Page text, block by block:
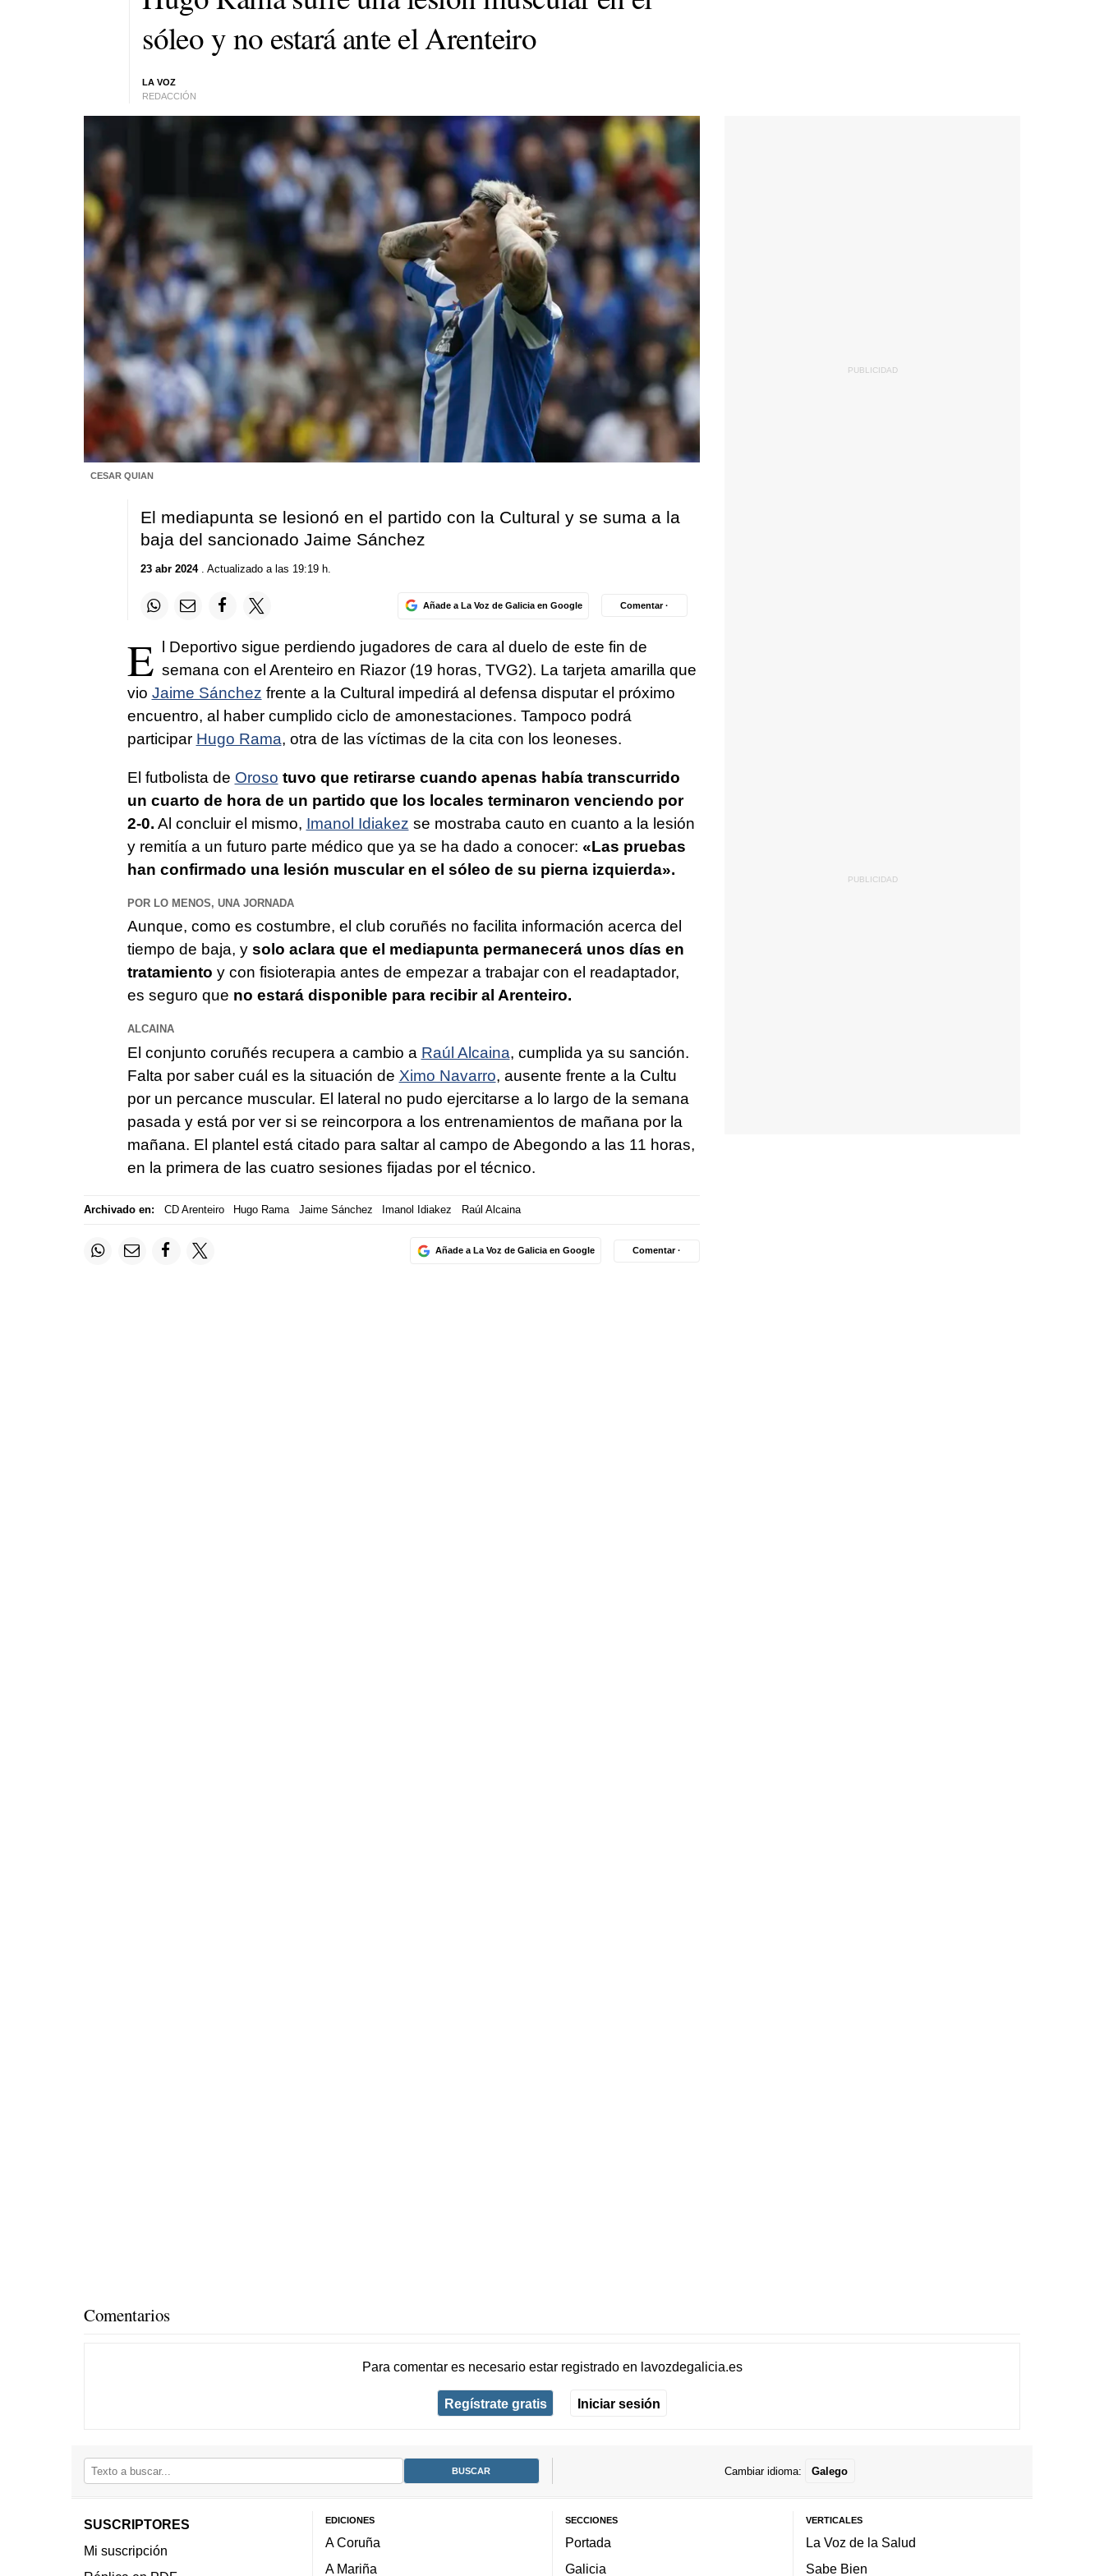
sóleo y no estará ante el Arenteiro
LA VOZ
REDACCIÓN
CESAR QUIAN
El mediapunta se lesionó en el partido con la Cultural y se suma a la
baja del sancionado Jaime Sánchez
23 abr 2024. Actualizado a las 19:19 h.
Añade a La Voz de Galicia en Google Comentar ·
E l Deportivo sigue perdiendo jugadores de cara al duelo de este fin de
semana con el Arenteiro en Riazor (19 horas, TVG2). La tarjeta amarilla que
vio Jaime Sánchez frente a la Cultural impedirá al defensa disputar el próximo
encuentro, al haber cumplido ciclo de amonestaciones. Tampoco podrá
participar Hugo Rama, otra de las víctimas de la cita con los leoneses.
El futbolista de Oroso tuvo que retirarse cuando apenas había transcurrido
un cuarto de hora de un partido que los locales terminaron venciendo por
2-0. Al concluir el mismo, Imanol Idiakez se mostraba cauto en cuanto a la lesión
y remitía a un futuro parte médico que ya se ha dado a conocer: «Las pruebas
han confirmado una lesión muscular en el sóleo de su pierna izquierda».
POR LO MENOS, UNA JORNADA
Aunque, como es costumbre, el club coruñés no facilita información acerca del
tiempo de baja, y solo aclara que el mediapunta permanecerá unos días en
tratamiento y con fisioterapia antes de empezar a trabajar con el readaptador,
es seguro que no estará disponible para recibir al Arenteiro.
ALCAINA
El conjunto coruñés recupera a cambio a Raúl Alcaina, cumplida ya su sanción.
Falta por saber cuál es la situación de Ximo Navarro, ausente frente a la Cultu
por un percance muscular. El lateral no pudo ejercitarse a lo largo de la semana
pasada y está por ver si se reincorpora a los entrenamientos de mañana por la
mañana. El plantel está citado para saltar al campo de Abegondo a las 11 horas,
en la primera de las cuatro sesiones fijadas por el técnico.
Archivado en: CD Arenteiro Hugo Rama Jaime Sánchez Imanol Idiakez Raúl Alcaina
Añade a La Voz de Galicia en Google Comentar ·
Comentarios
Para comentar es necesario estar registradoen lavozdegalicia.es
Regístrate gratis Iniciar sesión
Cambiar idioma: Galego
SUSCRIPTORES
Mi suscripción
EDICIONES
A Coruña
A Mariña
SECCIONES
Portada
Galicia
VERTICALES
La Voz de la Salud
Sabe Bien